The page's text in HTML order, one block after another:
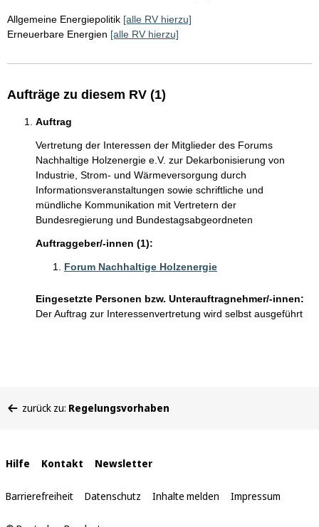
Allgemeine Energiepolitik [alle RV hierzu]
Erneuerbare Energien [alle RV hierzu]
Aufträge zu diesem RV (1)
Auftrag
Vertretung der Interessen der Mitglieder des Forums
Nachhaltige Holzenergie e.V. zur Dekarbonisierung von
Industrie, Strom- und Wärmeversorgung durch
Informationsveranstaltungen sowie schriftliche und
mündliche Kommunikation mit Vertretern der
Bundesregierung und Bundestagsabgeordneten
Auftraggeber/-innen (1):
Forum Nachhaltige Holzenergie
Eingesetzte Personen bzw. Unterauftragnehmer/-innen:
Der Auftrag zur Interessenvertretung wird selbst ausgeführt
befinden
zurück zu: Regelungsvorhaben
Interne
Links
Hilfe Kontakt Newsletter
Barrierefreiheit Datenschutz Inhalte melden Impressum